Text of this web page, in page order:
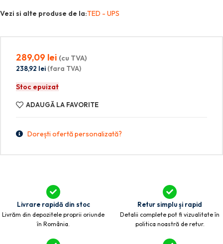
Vezi si alte produse de la:TED - UPS
289,09 lei (cu TVA)
238,92 lei (fara TVA)
Stoc epuizat
ADAUGĂ LA FAVORITE
Dorești ofertă personalizată?
Livrare rapidă din stoc
Livrăm din depozitele proprii oriunde
în România.
Retur simplu și rapid
Detalii complete pot fi vizualitate în
politica noastră de retur.